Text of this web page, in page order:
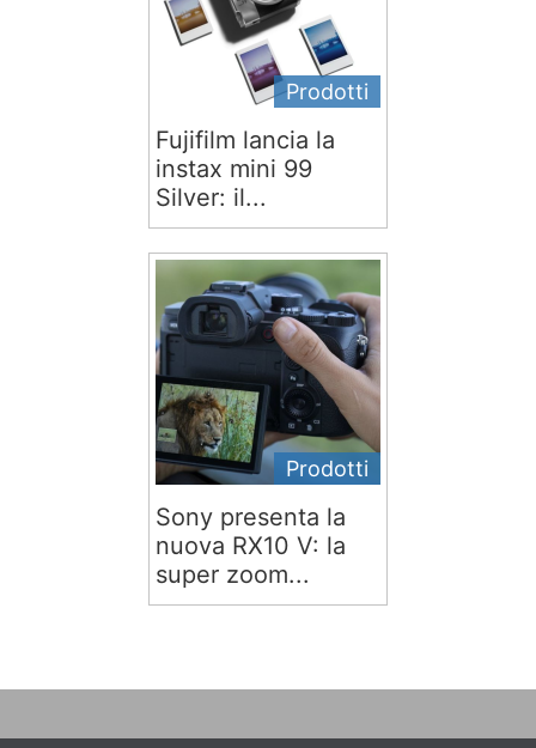
Prodotti
Fujifilm lancia la
instax mini 99
Silver: il...
Prodotti
Sony presenta la
nuova RX10 V: la
super zoom...